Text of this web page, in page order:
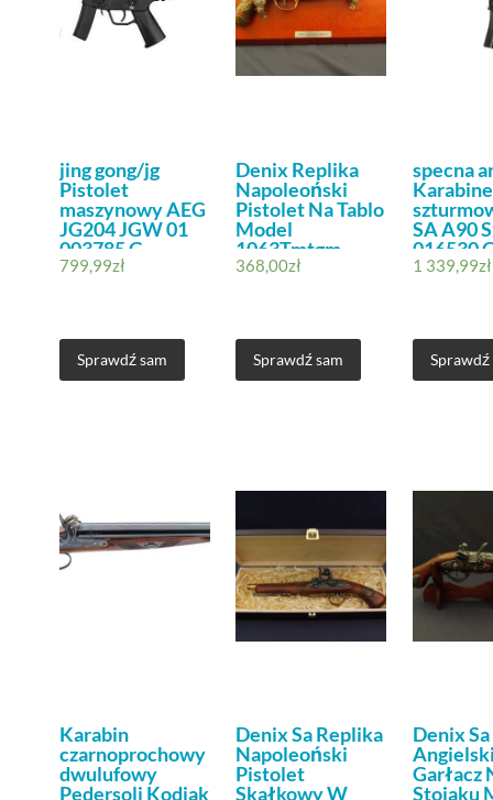
jing gong/jg
Pistolet
maszynowy AEG
JG204 JGW 01
003785 G
799,99zł
Sprawdź sam
Denix Replika
Napoleoński
Pistolet Na Tablo
Model
1063Tmtgm
368,00zł
Sprawdź sam
specna
SA A90
016530
1 339,99zł
Sprawdź
Karabin
czarnoprochowy
dwulufowy
Pedersoli Kodiak
Denix Sa Replika
Napoleoński
Pistolet
Skałkowy W
Denix
Angielski
Garłacz
Stojaku